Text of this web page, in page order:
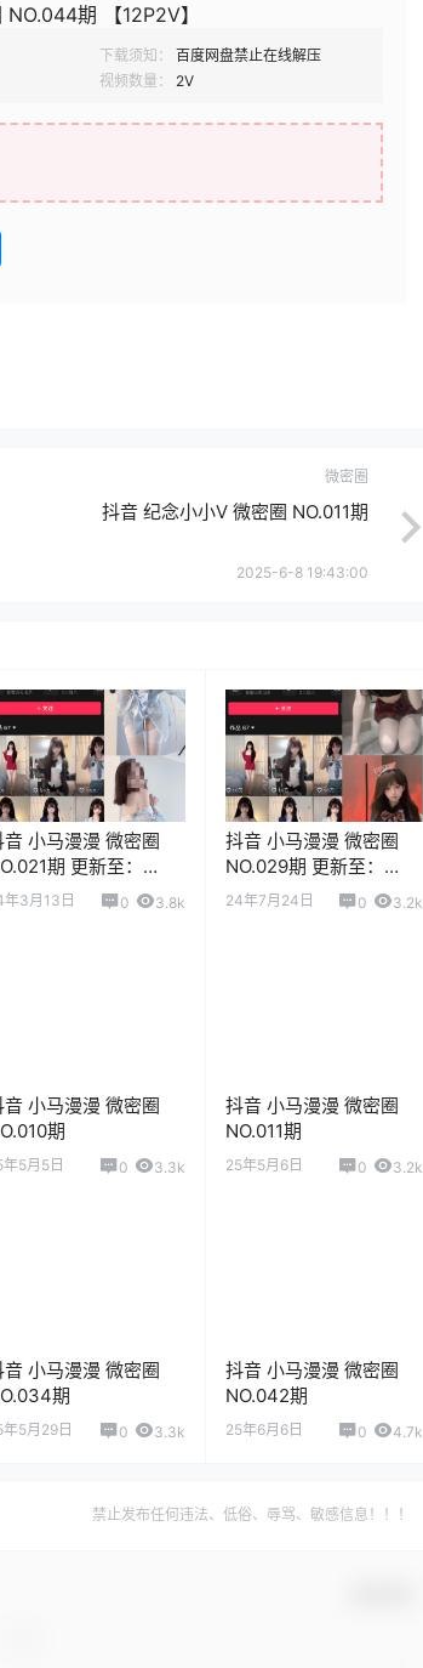
期 【12P2V】
下载须知：
百度网盘禁止在线解压
视频数量： 2V
微密圈
抖音 纪念小小V 微密圈 NO.011期
2025-6-8 19:43:00
音 小马漫漫 微密圈
期 更新至：
年3月13日 0 3.8k
抖音 小马漫漫 微密圈
NO.029期 更新至：
2024.7.24
24年7月24日 0 3.2k
音 小马漫漫 微密圈
期
年5月5日 0 3.3k
抖音 小马漫漫 微密圈
NO.011期
25年5月6日 0 3.2k
音 小马漫漫 微密圈
期
年5月29日 0 3.3k
抖音 小马漫漫 微密圈
NO.042期
25年6月6日 0 4.7k
禁止发布任何违法、低俗、辱骂、敏感信息！！！